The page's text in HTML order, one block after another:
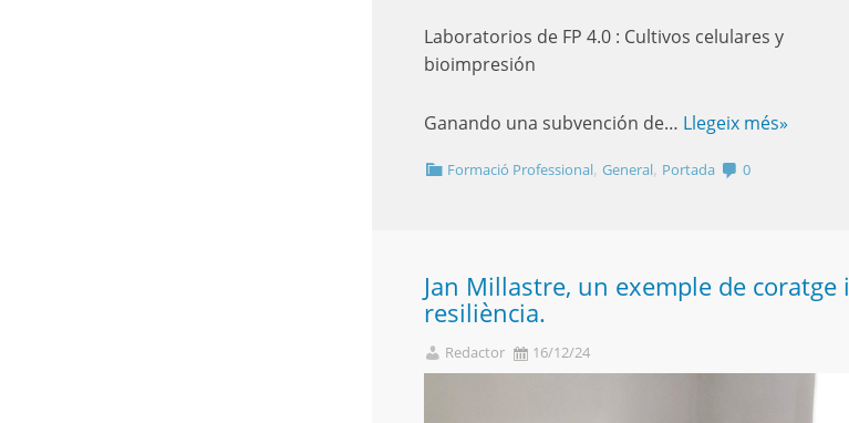
Laboratorios de FP 4.0 : Cultivos celulares y
bioimpresión
Ganando una subvención de… Llegeix més»
Formació Professional,General, Portada 0
Jan Millastre, un exemple de coratge i
resiliència.
Redactor 16/12/24